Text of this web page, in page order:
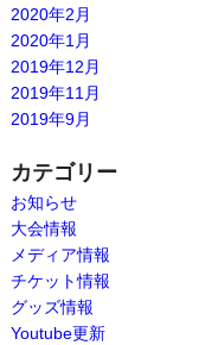
2020年2月
2020年1月
2019年12月
2019年11月
2019年9月
カテゴリー
お知らせ
大会情報
メディア情報
チケット情報
グッズ情報
Youtube更新